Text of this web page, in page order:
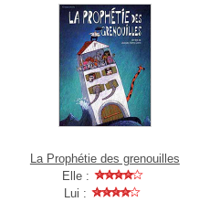
La Prophétie des grenouilles
Elle :
Lui :